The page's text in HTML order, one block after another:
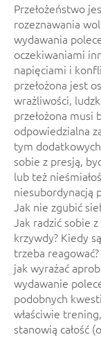
Przełożeństwo
rozeznawania
wydawania
oczekiwaniami
napięciami i
przełożona jest
wrażliwości,
przełożona musi
odpowiedzialna
tym
sobie z presją,
lub też
niesubordynacją
Jak nie zgubić
Jak radzić sobie
krzywdy? Kiedy
trzeba
jak wyrażać
wydawanie
podobnych
właściwie
stanowią całość